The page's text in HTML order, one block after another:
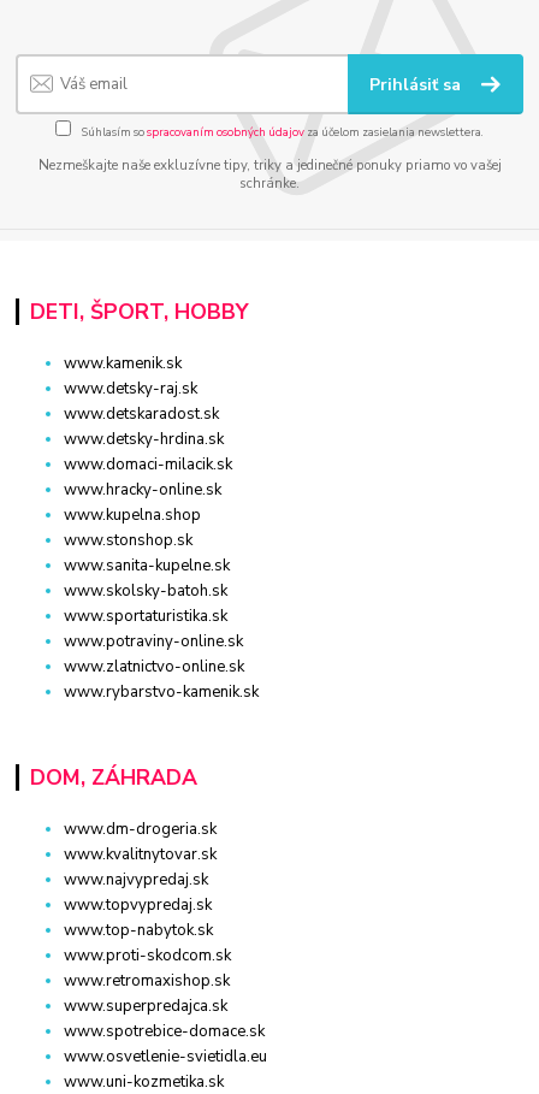
Prihlásiť sa
Súhlasím sospracovaním osobných údajov za účelom zasielania newslettera.
Nezmeškajte naše exkluzívne tipy, triky a jedinečné ponuky priamo vo vašej
schránke.
DETI, ŠPORT, HOBBY
www.kamenik.sk
www.detsky-raj.sk
www.detskaradost.sk
www.detsky-hrdina.sk
www.domaci-milacik.sk
www.hracky-online.sk
www.kupelna.shop
www.stonshop.sk
www.sanita-kupelne.sk
www.skolsky-batoh.sk
www.sportaturistika.sk
www.potraviny-online.sk
www.zlatnictvo-online.sk
www.rybarstvo-kamenik.sk
DOM, ZÁHRADA
www.dm-drogeria.sk
www.kvalitnytovar.sk
www.najvypredaj.sk
www.topvypredaj.sk
www.top-nabytok.sk
www.proti-skodcom.sk
www.retromaxishop.sk
www.superpredajca.sk
www.spotrebice-domace.sk
www.osvetlenie-svietidla.eu
www.uni-kozmetika.sk